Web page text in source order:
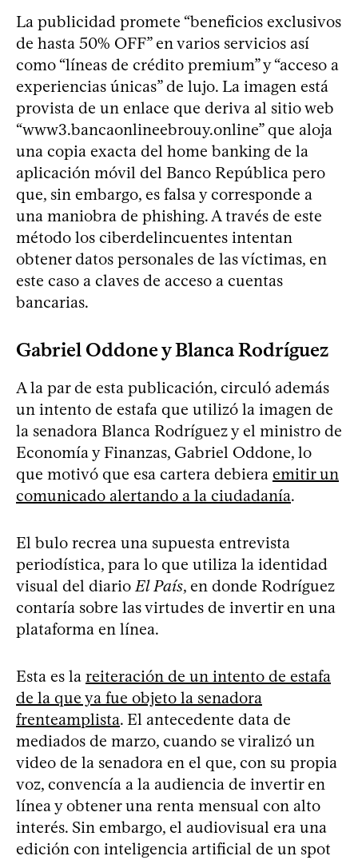
La publicidad promete “beneficios exclusivos
de hasta 50% OFF” en varios servicios así
como “líneas de crédito premium” y “acceso a
experiencias únicas” de lujo. La imagen está
provista de un enlace que deriva al sitio web
“www3.bancaonlineebrouy.online” que aloja
una copia exacta del home banking de la
aplicación móvil del Banco República pero
que, sin embargo, es falsa y corresponde a
una maniobra de phishing. A través de este
método los ciberdelincuentes intentan
obtener datos personales de las víctimas, en
este caso a claves de acceso a cuentas
bancarias.
Gabriel Oddone y Blanca Rodríguez
A la par de esta publicación, circuló además
un intento de estafa que utilizó la imagen de
la senadora Blanca Rodríguez y el ministro de
Economía y Finanzas, Gabriel Oddone, lo
que motivó que esa cartera debiera emitir un
comunicado alertando a la ciudadanía.
El bulo recrea una supuesta entrevista
periodística, para lo que utiliza la identidad
visual del diarioEl País, en donde Rodríguez
contaría sobre las virtudes de invertir en una
plataforma en línea.
Esta es la reiteración de un intento de estafa
de la que ya fue objeto la senadora
frenteamplista. El antecedente data de
mediados de marzo, cuando se viralizó un
video de la senadora en el que, con su propia
voz, convencía a la audiencia de invertir en
línea y obtener una renta mensual con alto
interés. Sin embargo, el audiovisual era una
edición con inteligencia artificial de un spot